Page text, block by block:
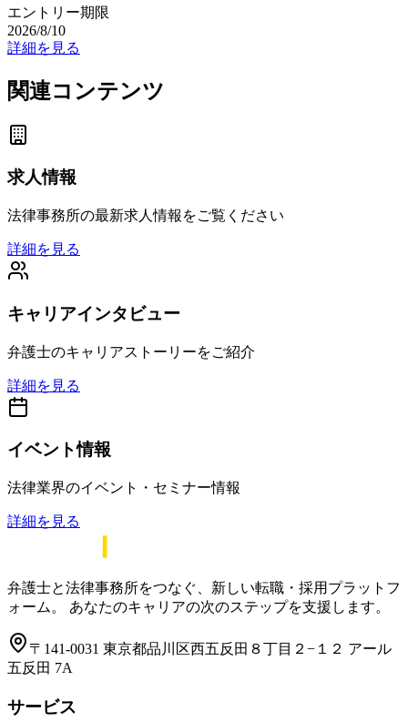
エントリー期限
2026/8/10
詳細を見る
関連コンテンツ
求人情報
法律事務所の最新求人情報をご覧ください
詳細を見る
キャリアインタビュー
弁護士のキャリアストーリーをご紹介
詳細を見る
イベント情報
法律業界のイベント・セミナー情報
詳細を見る
弁護士と法律事務所をつなぐ、新しい転職・採用プラットフ
ォーム。 あなたのキャリアの次のステップを支援します。
〒141-0031 東京都品川区西五反田８丁目２−１２ アール
五反田 7A
サービス